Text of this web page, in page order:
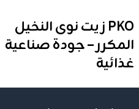
PKO زيت نوى النخيل
المكرر – جودة صناعية
غذائية
✅ مكرر بنسبة 100%